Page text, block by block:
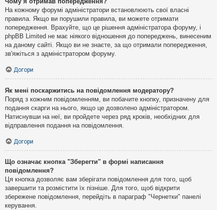
На кожному форумі адміністратори встановлюють свої власні
правила. Якщо ви порушили правила, ви можете отримати
попередження. Врахуйте, що це рішення адміністратора форуму, і
phpBB Limited не має ніякого відношення до попереджень, винесеним
на даному сайті. Якщо ви не знаєте, за що отримали попередження,
зв'яжіться з адміністратором форуму.
Догори
Як мені поскаржитись на повідомлення модератору?
Поряд з кожним повідомленням, ви побачите кнопку, призначену для
подання скарги на нього, якщо це дозволено адміністратором.
Натиснувши на неї, ви пройдете через ряд кроків, необхідних для
відправлення подання на повідомлення.
Догори
Що означає кнопка "Зберегти" в формі написання
повідомлення?
Ця кнопка дозволяє вам зберігати повідомлення для того, щоб
завершити та розмістити їх пізніше. Для того, щоб відкрити
збережене повідомлення, перейдіть в параграф "Чернетки" панелі
керування.